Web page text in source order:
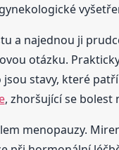
a najednou ji
otázku.
jsou stavy, které
, zhoršující se bolest
menopauzy.